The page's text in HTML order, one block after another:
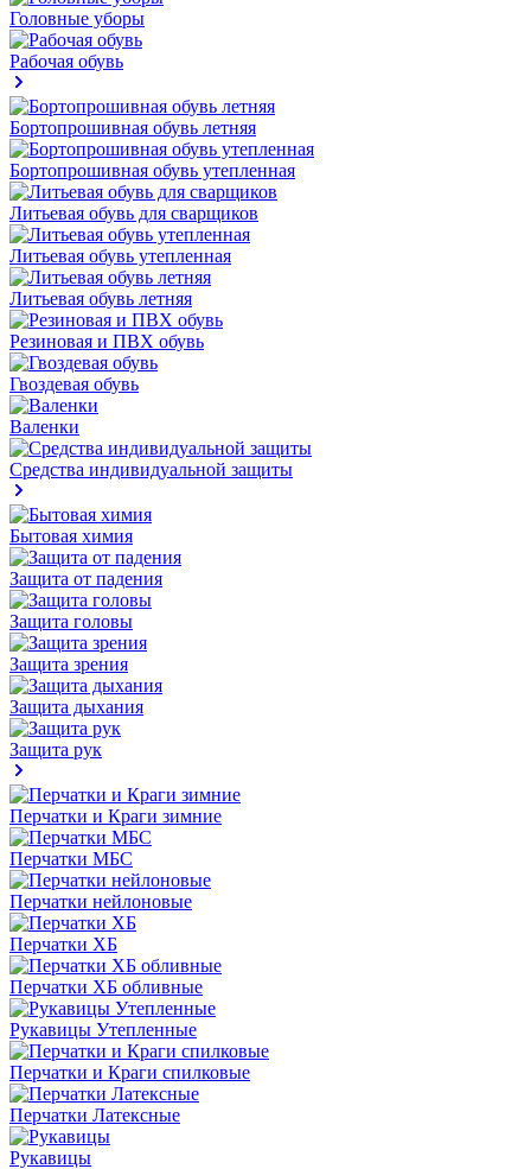
Головные уборы
Рабочая обувь
Бортопрошивная обувь летняя
Бортопрошивная обувь утепленная
Литьевая обувь для сварщиков
Литьевая обувь утепленная
Литьевая обувь летняя
Резиновая и ПВХ обувь
Гвоздевая обувь
Валенки
Средства индивидуальной защиты
Бытовая химия
Защита от падения
Защита головы
Защита зрения
Защита дыхания
Защита рук
Перчатки и Краги зимние
Перчатки МБС
Перчатки нейлоновые
Перчатки ХБ
Перчатки ХБ обливные
Рукавицы Утепленные
Перчатки и Краги спилковые
Перчатки Латексные
Рукавицы